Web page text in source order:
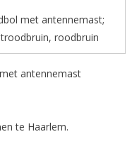
met antennemast;
roodbruin
antennemast
te Haarlem.